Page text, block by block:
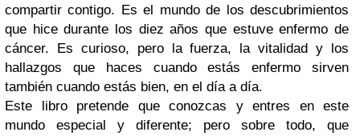
compartir contigo. Es el mundo de los descubrimientos
que hice durante los diez años que estuve enfermo de
cáncer. Es curioso, pero la fuerza, la vitalidad y los
hallazgos que haces cuando estás enfermo sirven
también cuando estás bien, en el día a día.
Este libro pretende que conozcas y entres en este
mundo especial y diferente; pero sobre todo, que